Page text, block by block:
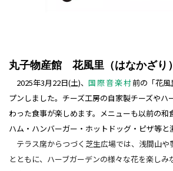
丸子物産館 花風里（はなかざり）
2025年3月22日(土)、 国際音楽村前の「花
プンしました。チーズ工房の自家製チーズやハ
わった食事が楽しめます。メニューも以前の和
ハム・ハンバーガー・ホットドッグ・ピザ等と
テラス席からつづく芝生広場では、浅間山や
とともに、ハーブガーデンの様々な花を楽し